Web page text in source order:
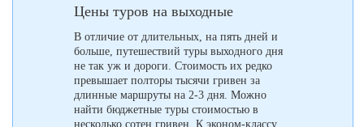
Цены туров на выходные
В отличие от длительных, на пять дней и
больше, путешествий туры выходного дня
не так уж и дороги. Стоимость их редко
превышает полторы тысячи гривен за
длинные маршруты на 2-3 дня. Можно
найти бюджетные туры стоимостью в
несколько сотен гривен. К эконом-классу